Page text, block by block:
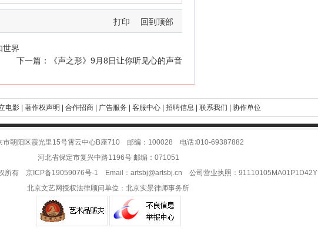
打印 回到顶部
世界
下一篇：
《声之形》9月8日让你听见心的声音
电影 | 著作权声明 | 合作招商 | 广告服务 | 客服中心 | 招聘信息 | 联系我们 | 协作单位
市朝阳区霞光里15号霄云中心B座710 邮编：100028 电话∶010-69387882
河北省保定市复兴中路1196号 邮编：071051
所有 京ICP备19059076号-1 Email： artsbj@artsbj.cn 公司营业执照：91110105MA01P1D42Y
北京文艺网授权法律顾问单位： 北京实景律师事务所